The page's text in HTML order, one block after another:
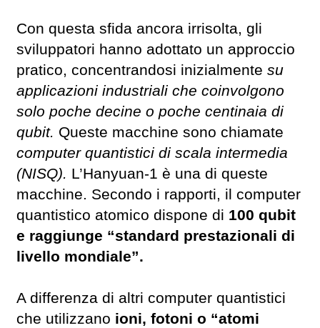
Con questa sfida ancora irrisolta, gli
sviluppatori hanno adottato un approccio
pratico, concentrandosi inizialmente su
applicazioni industriali che coinvolgono
solo poche decine o poche centinaia di
qubit. Queste macchine sono chiamate
computer quantistici di scala intermedia
(NISQ). L’Hanyuan-1 è una di queste
macchine. Secondo i rapporti, il computer
quantistico atomico dispone di 100 qubit
e raggiunge “standard prestazionali di
livello mondiale”.
A differenza di altri computer quantistici
che utilizzano ioni, fotoni o “atomi